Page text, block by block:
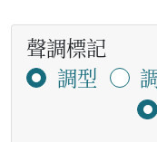
聲調標記
調型